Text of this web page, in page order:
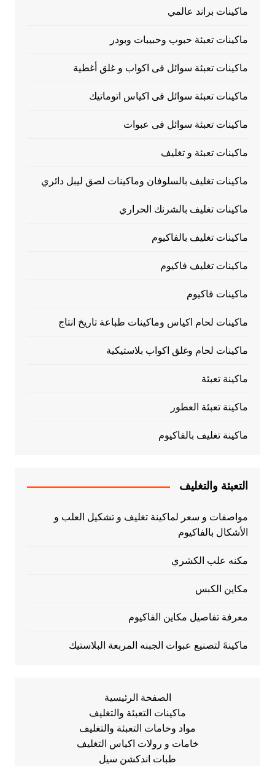
ماكينات براند عالمي
ماكينات تعبئة حبوب وحبيبات وبودر
ماكينات تعبئة سوائل فى اكواب و غلق أغطية
ماكينات تعبئة سوائل فى اكياس اتوماتيك
ماكينات تعبئة سوائل فى عبوات
ماكينات تعبئة و تغليف
ماكينات تغليف بالسلوفان وماكينات لصق ليبل دائري
ماكينات تغليف بالشرنك الحراري
ماكينات تغليف بالفاكيوم
ماكينات تغليف فاكيوم
ماكينات فاكيوم
ماكينات لحام اكياس وماكينات طباعة تاريخ انتاج
ماكينات لحام وغلق اكواب بلاستيكية
ماكينة تعبئة
ماكينة تعبئة العطور
ماكينة تغليف بالفاكيوم
التعبئة والتغليف
مواصفات و سعر لماكينة تغليف و تشكيل العلب و
الأشكال بالفاكيوم
مكنه علب الكشري
مكاين الكبس
معرفة تفاصيل مكاين الفاكيوم
ماكينهً لتصنيع عبوات الجبنه المربعة البلاستيك
الصفحة الرئيسية
ماكينات التعبئة والتغليف
مواد وخامات التعبئة والتغليف
خامات و رولات اكياس التغليف
طبات اندكشن سيل